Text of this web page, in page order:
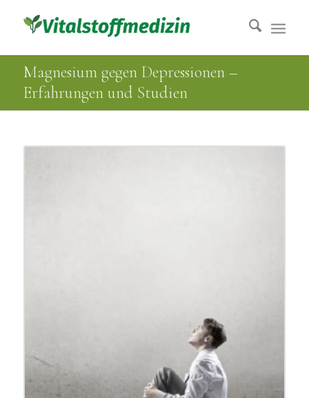
Magnesium gegen Depressionen –
Erfahrungen und Studien